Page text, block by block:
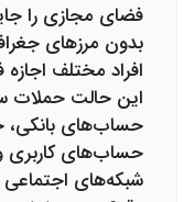
فضای مجازی را
بدون مرزهای
افراد مختلف
این حالت حملات
حساب‌های
حساب‌های
شبکه‌های